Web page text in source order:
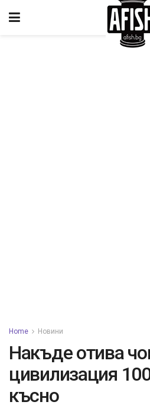
Home Новини
Накъде отива
цивилизация
късно